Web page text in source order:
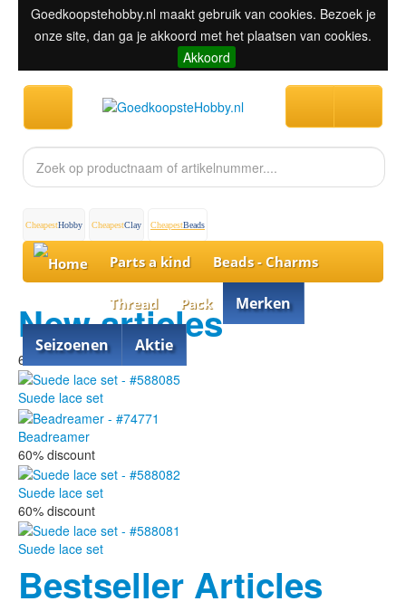
Goedkoopstehobby.nl maakt gebruik van cookies. Bezoek je
onze site, dan ga je akkoord met het plaatsen van cookies.
Akkoord
CheapestHobby CheapestClay CheapestBeads
Parts a kind Beads - Charms
Thread Pack Merken
Seizoenen Aktie
New articles
60% discount
Suede lace set
Beadreamer
60% discount
Suede lace set
60% discount
Suede lace set
Bestseller Articles